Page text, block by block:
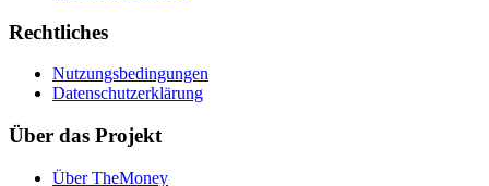
Rechtliches
Nutzungsbedingungen
Datenschutzerklärung
Über das Projekt
Über TheMoney